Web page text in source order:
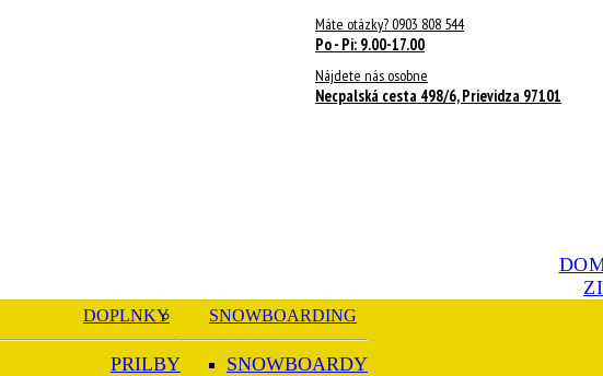
Máte otázky? 0903 808 544
Po - Pi: 9.00-17.00
Nájdete nás osobne
Necpalská cesta 498/6, Prievidza 97101
DOPLNKY
PRILBY
SNOWBOARDING
SNOWBOARDY